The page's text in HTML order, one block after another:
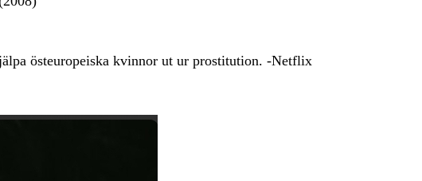
östeuropeiska kvinnor ut ur prostitution. -Netflix